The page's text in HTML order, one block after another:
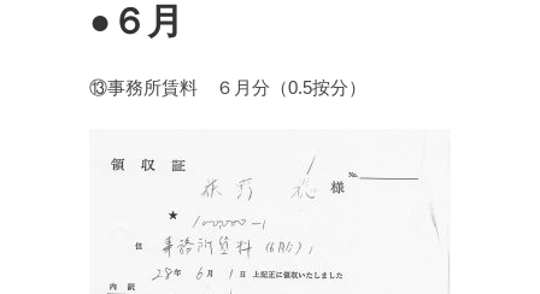
●６月
⑬事務所賃料 ６月分（0.5按分）